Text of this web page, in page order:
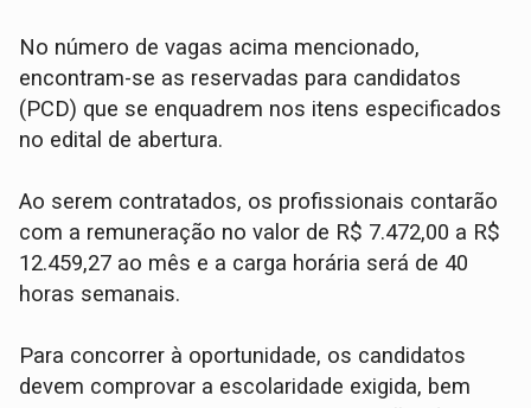
No número de vagas acima mencionado,
encontram-se as reservadas para candidatos
(PCD) que se enquadrem nos itens especificados
no edital de abertura.
Ao serem contratados, os profissionais contarão
com a remuneração no valor de R$ 7.472,00 a R$
12.459,27 ao mês e a carga horária será de 40
horas semanais.
Para concorrer à oportunidade, os candidatos
devem comprovar a escolaridade exigida, bem